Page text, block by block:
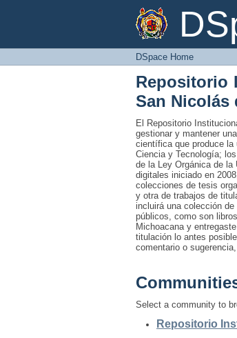
DSpace Home
DSpace Home
Repositorio
San Nicolás
El Repositorio
gestionar y mantener
científica que produce
Ciencia y Tecnología;
de la Ley Orgánica de
digitales iniciado en
colecciones de tesis
y otra de trabajos de
incluirá una colección
públicos, como son
Michoacana y
titulación lo antes
comentario o
Select a community to
Repositorio